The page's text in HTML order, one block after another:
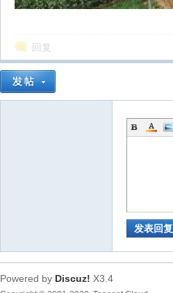
圈
回复
发表回复
Powered by Discuz! X3.4